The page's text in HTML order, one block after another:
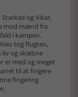
og Vikar,
mod mænd fra
i kampen,
tog flugten,
liv og skæbne
er med og meget
til at fingere
fingering